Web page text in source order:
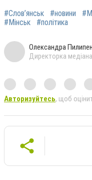
#Слов’янськ #новини
#Мінськ
#політика
Олександра
Директорка
Авторизуйтесь, щоб